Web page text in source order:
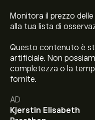
Monitora il prezzo
alla tua lista di
Questo contenuto è
artificiale. Non
completezza o la
fornite.
AD
Kjerstin Elisabeth
Il prezzo attuale delle